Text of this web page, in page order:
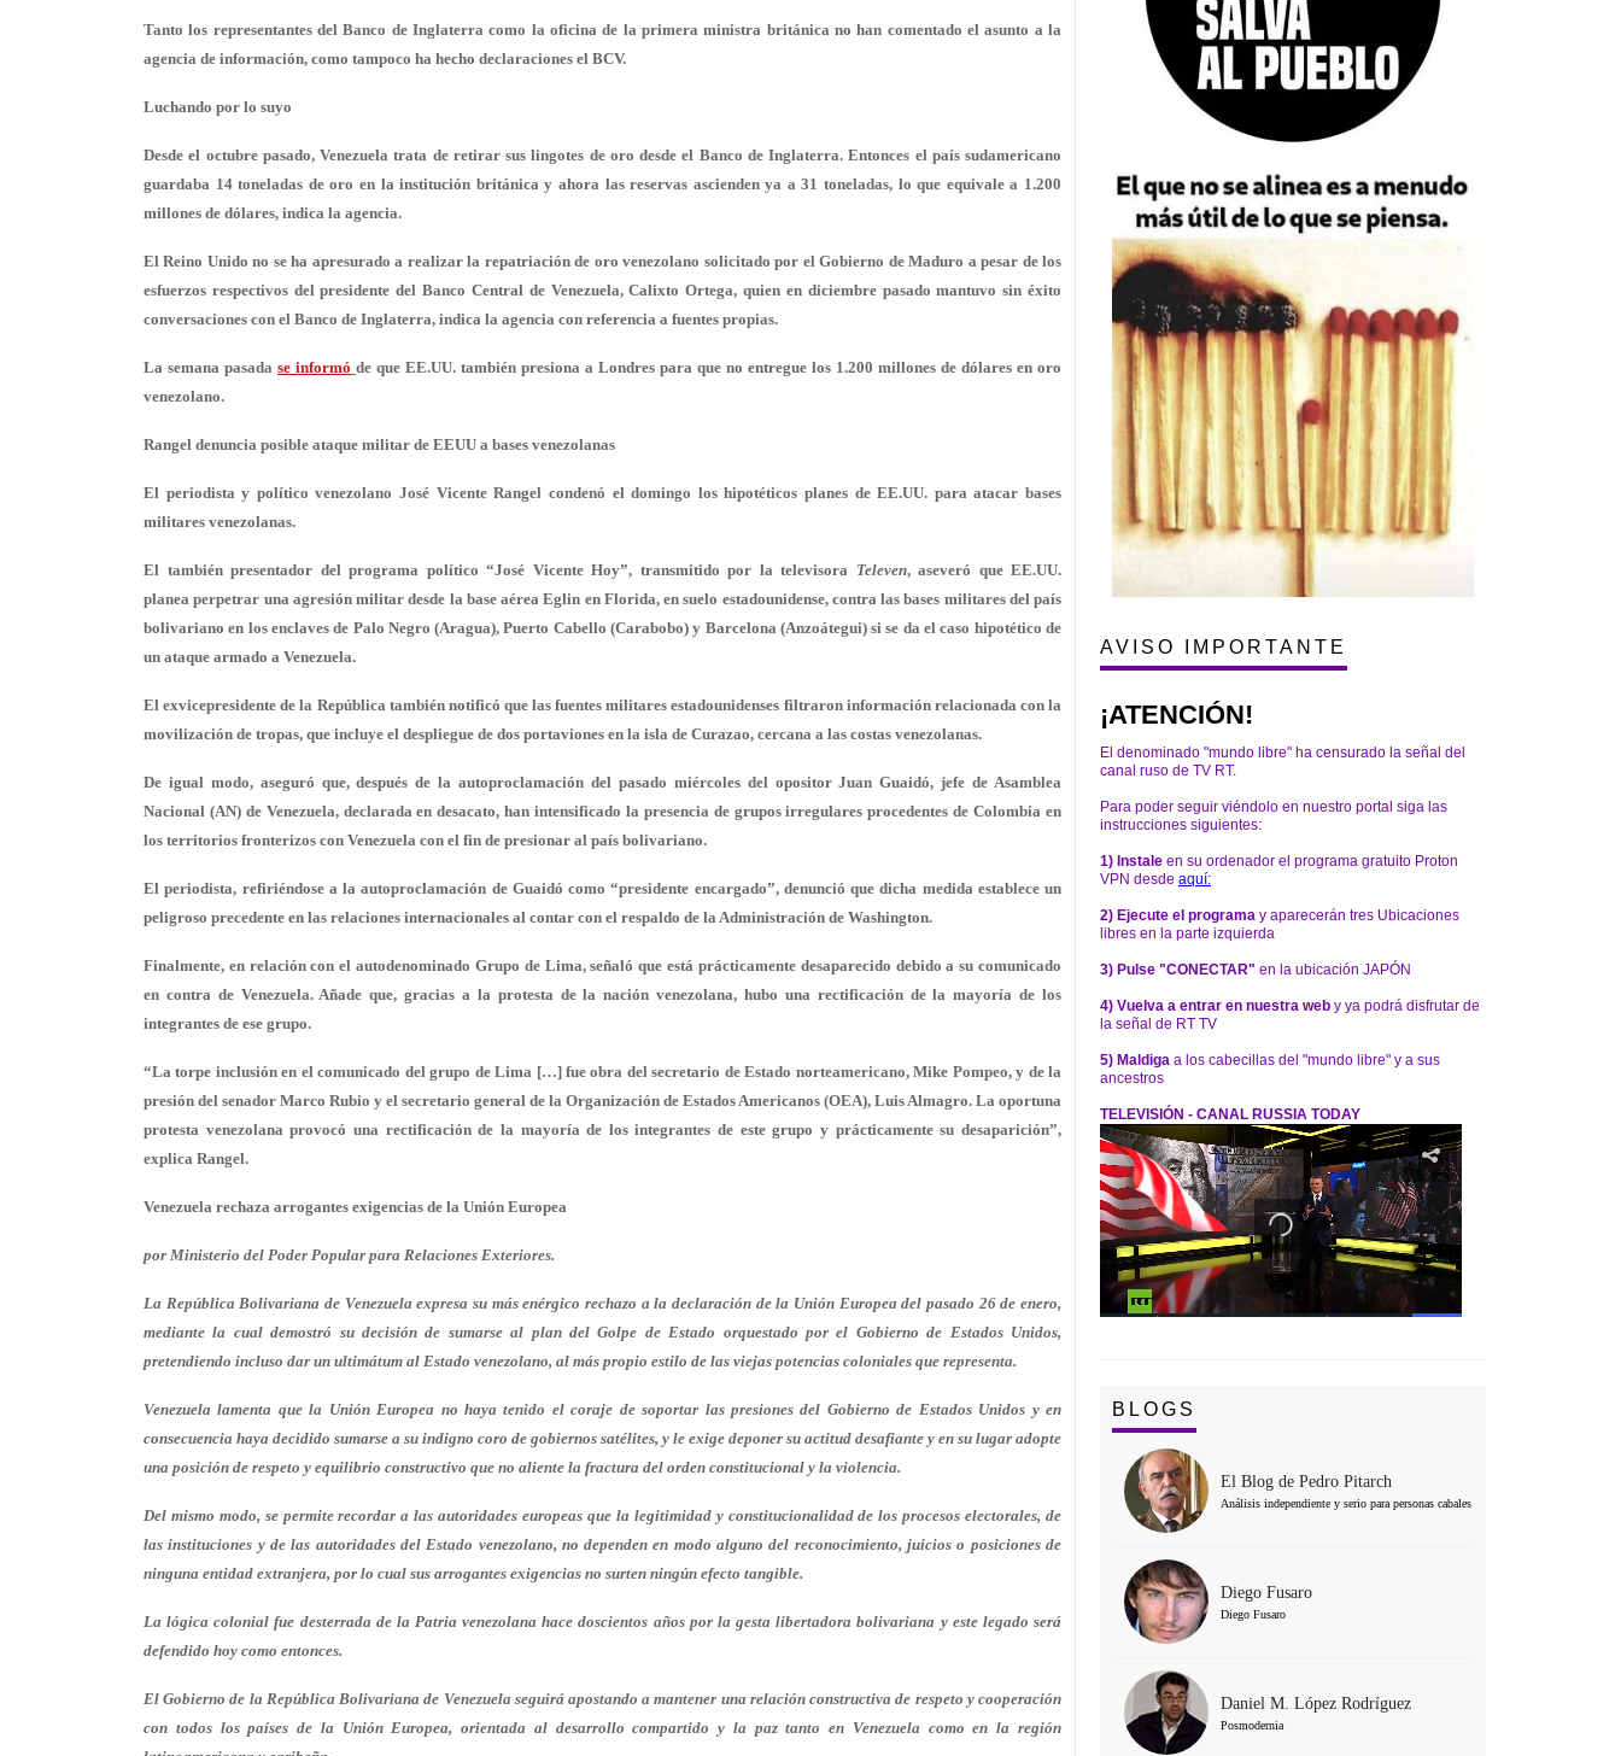
Tanto los representantes del Banco de Inglaterra como la oficina de la primera ministra británica no han comentado el asunto a la
agencia de información, como tampoco ha hecho declaraciones el BCV.
Luchando por lo suyo
Desde el octubre pasado, Venezuela trata de retirar sus lingotes de oro desde el Banco de Inglaterra. Entonces el país sudamericano
guardaba 14 toneladas de oro en la institución británica y ahora las reservas ascienden ya a 31 toneladas, lo que equivale a 1.200
millones de dólares, indica la agencia.
El Reino Unido no se ha apresurado a realizar la repatriación de oro venezolano solicitado por el Gobierno de Maduro a pesar de los
esfuerzos respectivos del presidente del Banco Central de Venezuela, Calixto Ortega, quien en diciembre pasado mantuvo sin éxito
conversaciones con el Banco de Inglaterra, indica la agencia con referencia a fuentes propias.
La semana pasada se informó de que EE.UU. también presiona a Londres para que no entregue los 1.200 millones de dólares en oro
venezolano.
Rangel denuncia posible ataque militar de EEUU a bases venezolanas
El periodista y político venezolano José Vicente Rangel condenó el domingo los hipotéticos planes de EE.UU. para atacar bases
militares venezolanas.
El también presentador del programa político “José Vicente Hoy”, transmitido por la televisora Televen, aseveró que EE.UU.
planea perpetrar una agresión militar desde la base aérea Eglin en Florida, en suelo estadounidense, contra las bases militares del país
bolivariano en los enclaves de Palo Negro (Aragua), Puerto Cabello (Carabobo) y Barcelona (Anzoátegui) si se da el caso hipotético de
un ataque armado a Venezuela.
El exvicepresidente de la República también notificó que las fuentes militares estadounidenses filtraron información relacionada con la
movilización de tropas, que incluye el despliegue de dos portaviones en la isla de Curazao, cercana a las costas venezolanas.
De igual modo, aseguró que, después de la autoproclamación del pasado miércoles del opositor Juan Guaidó, jefe de Asamblea
Nacional (AN) de Venezuela, declarada en desacato, han intensificado la presencia de grupos irregulares procedentes de Colombia en
los territorios fronterizos con Venezuela con el fin de presionar al país bolivariano.
El periodista, refiriéndose a la autoproclamación de Guaidó como “presidente encargado”, denunció que dicha medida establece un
peligroso precedente en las relaciones internacionales al contar con el respaldo de la Administración de Washington.
Finalmente, en relación con el autodenominado Grupo de Lima, señaló que está prácticamente desaparecido debido a su comunicado
en contra de Venezuela. Añade que, gracias a la protesta de la nación venezolana, hubo una rectificación de la mayoría de los
integrantes de ese grupo.
“La torpe inclusión en el comunicado del grupo de Lima […] fue obra del secretario de Estado norteamericano, Mike Pompeo, y de la
presión del senador Marco Rubio y el secretario general de la Organización de Estados Americanos (OEA), Luis Almagro. La oportuna
protesta venezolana provocó una rectificación de la mayoría de los integrantes de este grupo y prácticamente su desaparición”,
explica Rangel.
Venezuela rechaza arrogantes exigencias de la Unión Europea
por Ministerio del Poder Popular para Relaciones Exteriores.
La República Bolivariana de Venezuela expresa su más enérgico rechazo a la declaración de la Unión Europea del pasado 26 de enero,
mediante la cual demostró su decisión de sumarse al plan del Golpe de Estado orquestado por el Gobierno de Estados Unidos,
pretendiendo incluso dar un ultimátum al Estado venezolano, al más propio estilo de las viejas potencias coloniales que representa.
Venezuela lamenta que la Unión Europea no haya tenido el coraje de soportar las presiones del Gobierno de Estados Unidos y en
consecuencia haya decidido sumarse a su indigno coro de gobiernos satélites, y le exige deponer su actitud desafiante y en su lugar adopte
una posición de respeto y equilibrio constructivo que no aliente la fractura del orden constitucional y la violencia.
Del mismo modo, se permite recordar a las autoridades europeas que la legitimidad y constitucionalidad de los procesos electorales, de
las instituciones y de las autoridades del Estado venezolano, no dependen en modo alguno del reconocimiento, juicios o posiciones de
ninguna entidad extranjera, por lo cual sus arrogantes exigencias no surten ningún efecto tangible.
La lógica colonial fue desterrada de la Patria venezolana hace doscientos años por la gesta libertadora bolivariana y este legado será
defendido hoy como entonces.
El Gobierno de la República Bolivariana de Venezuela seguirá apostando a mantener una relación constructiva de respeto y cooperación
con todos los países de la Unión Europea, orientada al desarrollo compartido y la paz tanto en Venezuela como en la región
AVISO IMPORTANTE
¡ATENCIÓN!
El denominado "mundo libre" ha censurado la señal del
canal ruso de TV RT.
Para poder seguir viéndolo en nuestro portal siga las
instrucciones siguientes:
1) Instale en su ordenador el programa gratuito Proton
VPN desde aquí:
2) Ejecute el programa y aparecerán tres Ubicaciones
libres en la parte izquierda
3) Pulse "CONECTAR" en la ubicación JAPÓN
4) Vuelva a entrar en nuestra web y ya podrá disfrutar de
la señal de RT TV
5) Maldiga a los cabecillas del "mundo libre" y a sus
ancestros
TELEVISIÓN - CANAL RUSSIA TODAY
BLOGS
El Blog de Pedro Pitarch
Análisis independiente y serio para personas cabales
Diego Fusaro
Diego Fusaro
Daniel M. López Rodríguez
Posmodernia